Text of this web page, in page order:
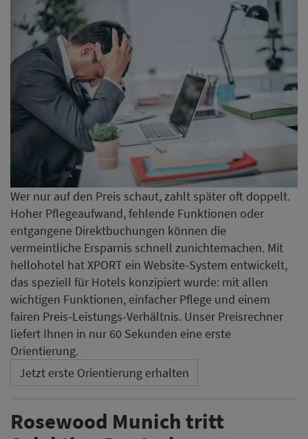
Wer nur auf den Preis schaut, zahlt später oft doppelt.
Hoher Pflegeaufwand, fehlende Funktionen oder
entgangene Direktbuchungen können die
vermeintliche Ersparnis schnell zunichtemachen. Mit
hellohotel hat XPORT ein Website-System entwickelt,
das speziell für Hotels konzipiert wurde: mit allen
wichtigen Funktionen, einfacher Pflege und einem
fairen Preis-Leistungs-Verhältnis. Unser Preisrechner
liefert Ihnen in nur 60 Sekunden eine erste
Orientierung.
Jetzt erste Orientierung erhalten
Rosewood Munich tritt